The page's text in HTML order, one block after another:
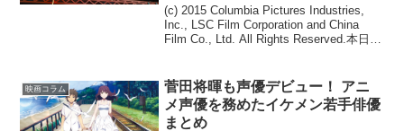
(c) 2015 Columbia Pictures Industries,
Inc., LSC Film Corporation and China
Film Co., Ltd. All Rights Reserved.本日9
映画コラム
菅田将暉も声優デビュー！ アニ
メ声優を務めたイケメン若手俳優
まとめ